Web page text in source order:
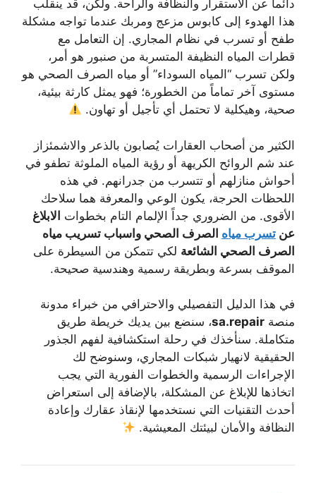
دائماً عن الاستقرار والنظافة والراحة. ولكن، قد ينقلب
هذا الهدوء إلى كابوس مزعج ومربك عندما تواجه مشكلة
طفح أو تسرب في نظام المجاري. إن التعامل مع
قطرات المياه النظيفة المتسربة من صنبور هو أمر،
ولكن تسرب “المياه السوداء” أو مياه الصرف الصحي هو
مستوى آخر تماماً من الخطورة؛ فهو يمثل كارثة بيئية،
صحية، وهيكلية لا تحتمل أي تأجيل أو تهاون.
الكثير من أصحاب العقارات يُصابون بالذعر والاشمئزاز
عند شم الروائح الكريهة أو رؤية المياه الملوثة تطفو في
أحواش منازلهم أو تتسرب من جدرانهم. في هذه
اللحظات الحرجة، يكون الوعي والمعرفة هما سلاحك
الأقوى. من الضروري جداً الإلمام التام بخطوات الابلاغ
عن تسرب مياه الصرف الصحي واسباب تسريب مياه
الصرف الصحي الشائعة لكي تتمكن من السيطرة على
الموقف بسرعة وبطريقة رسمية وهندسية صحيحة.
في هذا الدليل التفصيلي والاحترافي من خبراء مدونة
منصة sa.repair، سنضع بين يديك خريطة طريق
متكاملة. سنأخذك في رحلة استكشافية لفهم الجذور
الحقيقية لانهيار شبكات المجاري، وسنوضح لك
الإجراءات الرسمية والخطوات الفورية التي يجب
اتخاذها للإبلاغ عن المشكلة، بالإضافة إلى استعراض
أحدث التقنيات التي نستخدمها لإنقاذ عقارك وإعادة
النظافة والأمان لبيئتك المعيشية.